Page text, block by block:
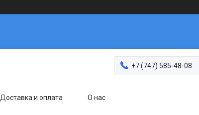
+7 (747) 585-48-08
Доставка и оплата О нас